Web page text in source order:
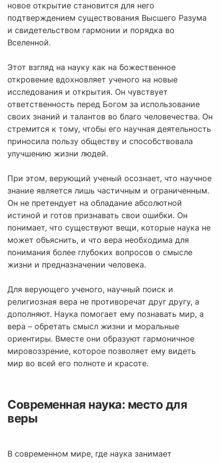
новое открытие становится для него
подтверждением существования Высшего Разума
и свидетельством гармонии и порядка во
Вселенной.
Этот взгляд на науку как на божественное
откровение вдохновляет ученого на новые
исследования и открытия. Он чувствует
ответственность перед Богом за использование
своих знаний и талантов во благо человечества. Он
стремится к тому, чтобы его научная деятельность
приносила пользу обществу и способствовала
улучшению жизни людей.
При этом, верующий ученый осознает, что научное
знание является лишь частичным и ограниченным.
Он не претендует на обладание абсолютной
истиной и готов признавать свои ошибки. Он
понимает, что существуют вещи, которые наука не
может объяснить, и что вера необходима для
понимания более глубоких вопросов о смысле
жизни и предназначении человека.
Для верующего ученого, научный поиск и
религиозная вера не противоречат друг другу, а
дополняют. Наука помогает ему познавать мир, а
вера – обретать смысл жизни и моральные
ориентиры. Вместе они образуют гармоничное
мировоззрение, которое позволяет ему видеть
мир во всей его полноте и красоте.
Современная наука: место для
веры
В современном мире, где наука занимает